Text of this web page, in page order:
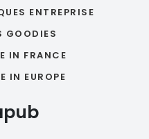
ENTREPRISE
GOODIES
IN FRANCE
IN EUROPE